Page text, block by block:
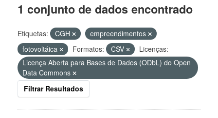
1 conjunto de dados encontrado
Etiquetas: CGH
empreendimentos
fotovoltáica
Formatos: CSV
Licenças:
Licença Aberta para Bases de Dados (ODbL) do Open
Data Commons
Filtrar Resultados